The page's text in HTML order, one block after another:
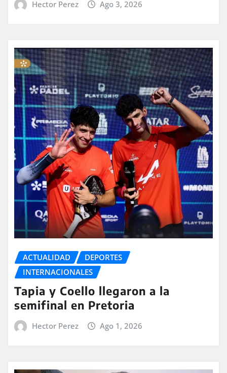
Hector Perez Ago 3, 2026
ACTUALIDAD
DEPORTES
INTERNACIONALES
Tapia y Coello llegaron a la
semifinal en Pretoria
Hector Perez Ago 1, 2026